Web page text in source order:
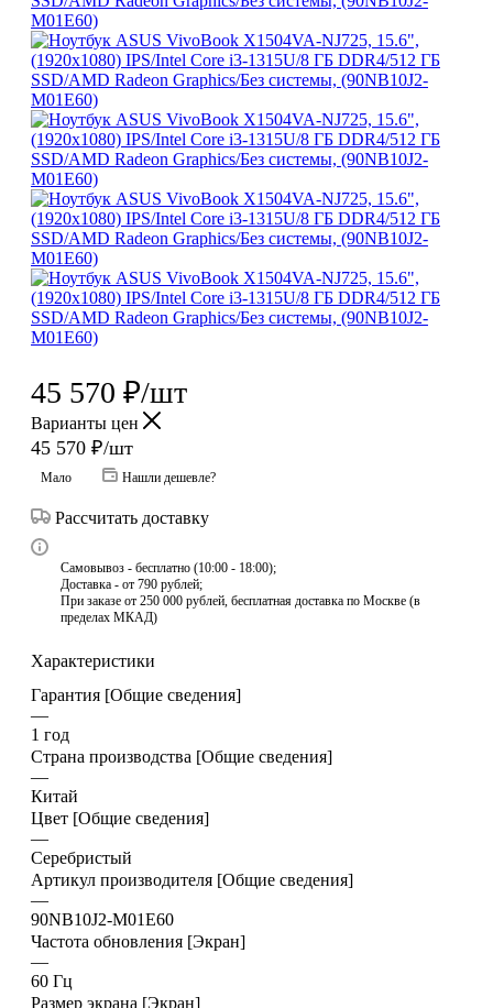
45 570 ₽/шт
Варианты цен
45 570 ₽/шт
Мало Нашли дешевле?
Рассчитать доставку
Самовывоз - бесплатно (10:00 - 18:00);
Доставка - от 790 рублей;
При заказе от 250 000 рублей, бесплатная доставка по Москве (в
пределах МКАД)
Характеристики
Гарантия [Общие сведения]
—
1 год
Страна производства [Общие сведения]
—
Китай
Цвет [Общие сведения]
—
Серебристый
Артикул производителя [Общие сведения]
—
90NB10J2-M01E60
Частота обновления [Экран]
—
60 Гц
Размер экрана [Экран]